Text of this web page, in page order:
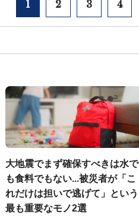
1 2 3 4
大地震でまず確保すべきは水で
も食料でもない...被災者が「こ
れだけは担いで逃げて」という
最も重要なモノ2選